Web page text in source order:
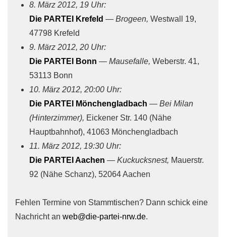
8. März 2012, 19 Uhr:
Die PARTEI Krefeld — Brogeen, Westwall 19,
47798 Krefeld
9. März 2012, 20 Uhr:
Die PARTEI Bonn — Mausefalle, Weberstr. 41,
53113 Bonn
10. März 2012, 20:00 Uhr:
Die PARTEI Mönchengladbach — Bei Milan
(Hinterzimmer), Eickener Str. 140 (Nähe
Hauptbahnhof), 41063 Mönchengladbach
11. März 2012, 19:30 Uhr:
Die PARTEI Aachen — Kuckucksnest, Mauerstr.
92 (Nähe Schanz), 52064 Aachen
Fehlen Termine von Stammtischen? Dann schick eine
Nachricht an web@die-partei-nrw.de.